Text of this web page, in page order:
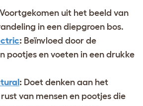
Voortgekomen uit het beeld van
in een diepgroen bos.
: Beïnvloed door de
pootjes en voeten in een drukke
: Doet denken aan het
van mensen en pootjes die